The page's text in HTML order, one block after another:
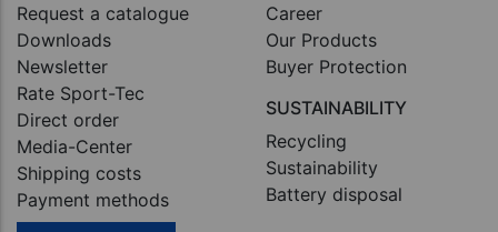
Request a catalogue
Downloads
Newsletter
Rate Sport-Tec
Direct order
Media-Center
Shipping costs
Payment methods
Career
Our Products
Buyer Protection
SUSTAINABILITY
Recycling
Sustainability
Battery disposal